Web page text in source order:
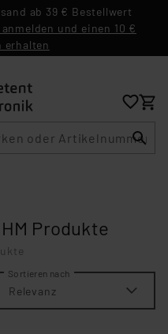
ab 39 € Bestellwert
und einen 10 €
erhalten
Produkte
Sortieren nach
Relevanz